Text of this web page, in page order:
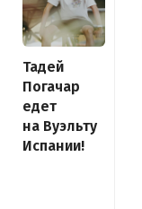
Тадей
Погачар
едет
на Вуэльту
Испании!